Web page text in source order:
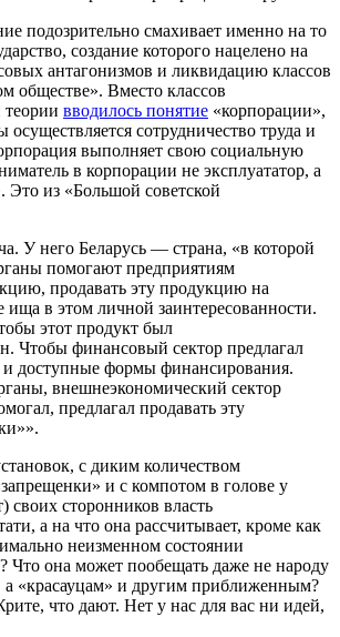
подозрительно смахивает именно на то
создание которого нацелено на
антагонизмов и ликвидацию классов
обществе». Вместо классов
теории вводилось понятие «корпорации»,
осуществляется сотрудничество труда и
выполняет свою социальную
в корпорации не эксплуататор, а
Это из «Большой советской
У него Беларусь — страна, «в которой
помогают предприятиям
продавать эту продукцию на
в этом личной заинтересованности.
этот продукт был
Чтобы финансовый сектор предлагал
доступные формы финансирования.
внешнеэкономический сектор
предлагал продавать эту
с диким количеством
и с компотом в голове у
своих сторонников власть
а на что она рассчитывает, кроме как
неизменном состоянии
Что она может пообещать даже не народу
а «красауцам» и другим приближенным?
что дают. Нет у нас для вас ни идей,